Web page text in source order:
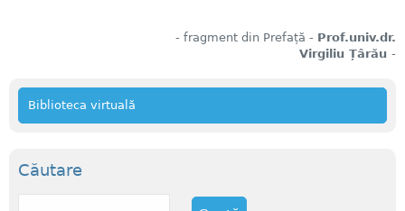
- fragment din Prefață - Prof.univ.dr.
Virgiliu Țârău -
Biblioteca virtuală
Căutare
C